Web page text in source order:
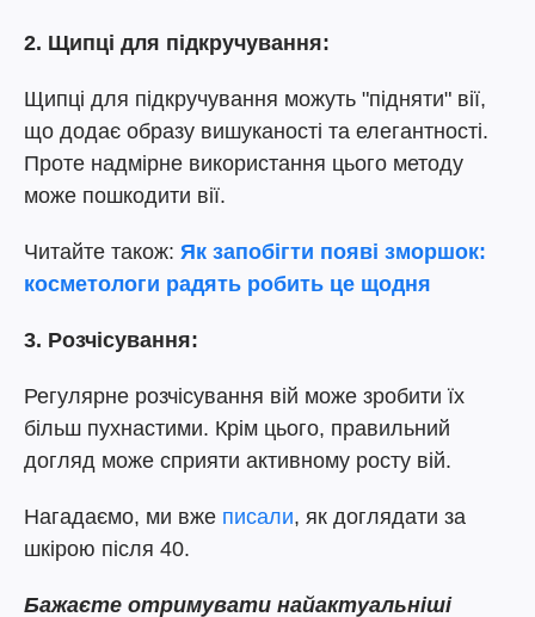
2. Щипці для підкручування:
Щипці для підкручування можуть "підняти" вії,
що додає образу вишуканості та елегантності.
Проте надмірне використання цього методу
може пошкодити вії.
Читайте також: Як запобігти появі зморшок:
косметологи радять робить це щодня
3. Розчісування:
Регулярне розчісування вій може зробити їх
більш пухнастими. Крім цього, правильний
догляд може сприяти активному росту вій.
Нагадаємо, ми вже писали, як доглядати за
шкірою після 40.
Бажаєте отримувати найактуальніші